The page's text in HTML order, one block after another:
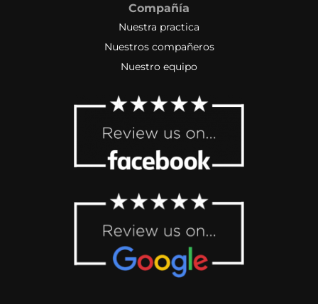
Compañía
Nuestra practica
Nuestros compañeros
Nuestro equipo